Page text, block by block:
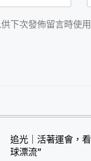
下次發佈留言時使用
追光｜活著運會，
球漂流”